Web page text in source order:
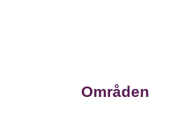
Områden